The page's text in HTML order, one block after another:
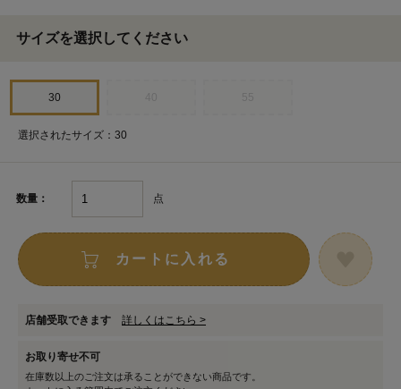
サイズを選択してください
30
選択されたサイズ：30
数量： 点
カートに入れる
店舗受取できます 詳しくはこちら >
お取り寄せ不可
在庫数以上のご注文は承ることができない商品です。